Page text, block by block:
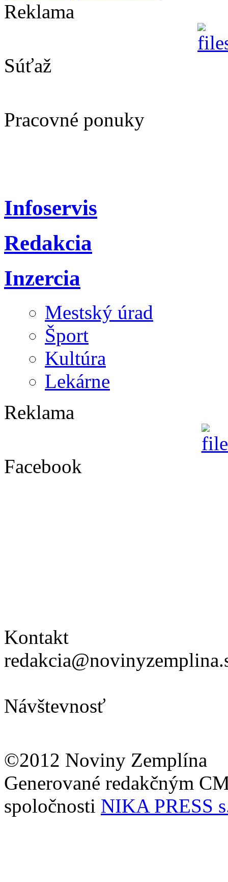
Reklama
Súťaž
Pracovné ponuky
Infoservis
Redakcia
Inzercia
Mestský úrad
Šport
Kultúra
Lekárne
Reklama
Facebook
Kontakt
Návštevnosť
©2012 Noviny Zemplína
Generované redakčným
spoločnosti NIKA PRESS